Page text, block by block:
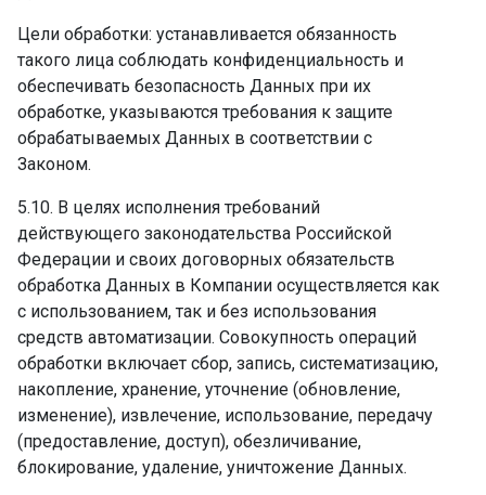
Цели обработки: устанавливается обязанность
такого лица соблюдать конфиденциальность и
обеспечивать безопасность Данных при их
обработке, указываются требования к защите
обрабатываемых Данных в соответствии с
Законом.
5.10. В целях исполнения требований
действующего законодательства Российской
Федерации и своих договорных обязательств
обработка Данных в Компании осуществляется как
с использованием, так и без использования
средств автоматизации. Совокупность операций
обработки включает сбор, запись, систематизацию,
накопление, хранение, уточнение (обновление,
изменение), извлечение, использование, передачу
(предоставление, доступ), обезличивание,
блокирование, удаление, уничтожение Данных.